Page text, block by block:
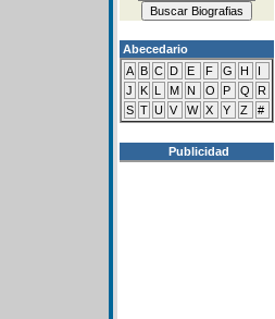
Abecedario
A B C D E F G H
I
J
K L M N O P Q
R
S T U V W X Y Z #
Publicidad